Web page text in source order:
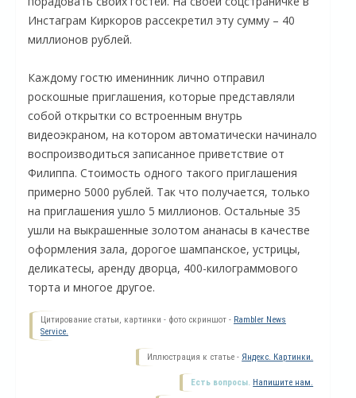
Инстаграм Киркоров рассекретил эту сумму – 40
миллионов рублей.
Каждому гостю именинник лично отправил
роскошные приглашения, которые представляли
собой открытки со встроенным внутрь
видеоэкраном, на котором автоматически начинало
воспроизводиться записанное приветствие от
Филиппа. Стоимость одного такого приглашения
примерно 5000 рублей. Так что получается, только
на приглашения ушло 5 миллионов. Остальные 35
ушли на выкрашенные золотом ананасы в качестве
оформления зала, дорогое шампанское, устрицы,
деликатесы, аренду дворца, 400-килограммового
торта и многое другое.
Цитирование статьи, картинки - фото скриншот - Rambler News
Service.
Иллюстрация к статье - Яндекс. Картинки.
Есть вопросы. Напишите нам.